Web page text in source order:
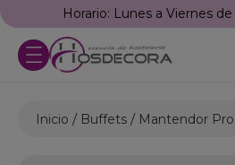
Horario: Lunes a Viernes de
Inicio Buffets Mantendor